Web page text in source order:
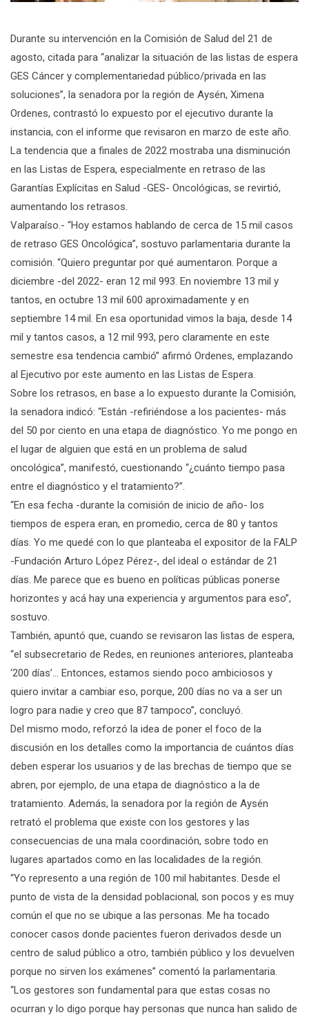
Durante su intervención en la Comisión de Salud del 21 de
agosto, citada para “analizar la situación de las listas de espera
GES Cáncer y complementariedad público/privada en las
soluciones”, la senadora por la región de Aysén, Ximena
Ordenes, contrastó lo expuesto por el ejecutivo durante la
instancia, con el informe que revisaron en marzo de este año.
La tendencia que a finales de 2022 mostraba una disminución
en las Listas de Espera, especialmente en retraso de las
Garantías Explícitas en Salud -GES- Oncológicas, se revirtió,
aumentando los retrasos.
Valparaíso.- “Hoy estamos hablando de cerca de 15 mil casos
de retraso GES Oncológica”, sostuvo parlamentaria durante la
comisión. “Quiero preguntar por qué aumentaron. Porque a
diciembre -del 2022- eran 12 mil 993. En noviembre 13 mil y
tantos, en octubre 13 mil 600 aproximadamente y en
septiembre 14 mil. En esa oportunidad vimos la baja, desde 14
mil y tantos casos, a 12 mil 993, pero claramente en este
semestre esa tendencia cambió” afirmó Ordenes, emplazando
al Ejecutivo por este aumento en las Listas de Espera.
Sobre los retrasos, en base a lo expuesto durante la Comisión,
la senadora indicó: “Están -refiriéndose a los pacientes- más
del 50 por ciento en una etapa de diagnóstico. Yo me pongo en
el lugar de alguien que está en un problema de salud
oncológica”, manifestó, cuestionando “¿cuánto tiempo pasa
entre el diagnóstico y el tratamiento?”.
“En esa fecha -durante la comisión de inicio de año- los
tiempos de espera eran, en promedio, cerca de 80 y tantos
días. Yo me quedé con lo que planteaba el expositor de la FALP
-Fundación Arturo López Pérez-, del ideal o estándar de 21
días. Me parece que es bueno en políticas públicas ponerse
horizontes y acá hay una experiencia y argumentos para eso”,
sostuvo.
También, apuntó que, cuando se revisaron las listas de espera,
“el subsecretario de Redes, en reuniones anteriores, planteaba
‘200 días’… Entonces, estamos siendo poco ambiciosos y
quiero invitar a cambiar eso, porque, 200 días no va a ser un
logro para nadie y creo que 87 tampoco”, concluyó.
Del mismo modo, reforzó la idea de poner el foco de la
discusión en los detalles como la importancia de cuántos días
deben esperar los usuarios y de las brechas de tiempo que se
abren, por ejemplo, de una etapa de diagnóstico a la de
tratamiento. Además, la senadora por la región de Aysén
retrató el problema que existe con los gestores y las
consecuencias de una mala coordinación, sobre todo en
lugares apartados como en las localidades de la región.
“Yo represento a una región de 100 mil habitantes. Desde el
punto de vista de la densidad poblacional, son pocos y es muy
común el que no se ubique a las personas. Me ha tocado
conocer casos donde pacientes fueron derivados desde un
centro de salud público a otro, también público y los devuelven
porque no sirven los exámenes” comentó la parlamentaria.
“Los gestores son fundamental para que estas cosas no
ocurran y lo digo porque hay personas que nunca han salido de